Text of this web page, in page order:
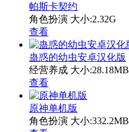
帕斯卡契约
角色扮演 大小:2.32G
查看
蛊惑的幼虫安卓汉化版
经营养成 大小:28.18MB
查看
原神单机版
角色扮演 大小:332.2MB